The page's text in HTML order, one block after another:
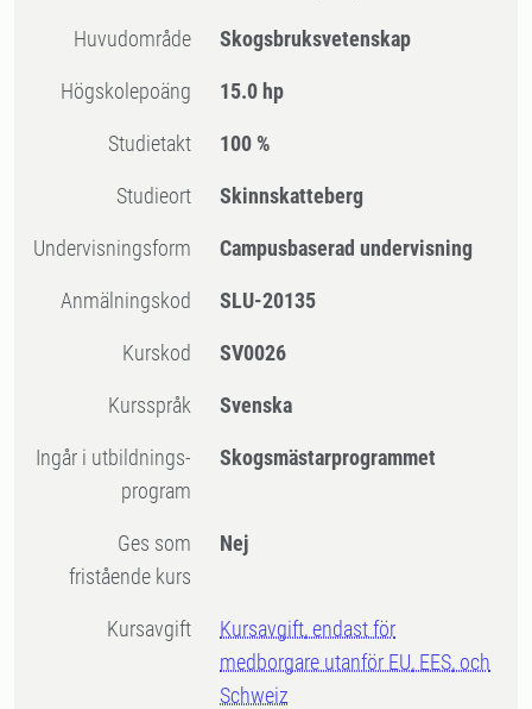
Huvudområde Skogsbruksvetenskap
högskolepoäng 15.0 hp
Studietakt 100 %
Studieort Skinnskatteberg
Undervisningsform Campusbaserad undervisning
Anmälningskod SLU-20135
Kurskod SV0026
Kursspråk Svenska
Ingår i utbildnings-
program
Skogsmästarprogrammet
Ges som
fristående kurs
Nej
Kursavgift
Kursavgift, endast för
medborgare utanför EU, EES, och
Schweiz